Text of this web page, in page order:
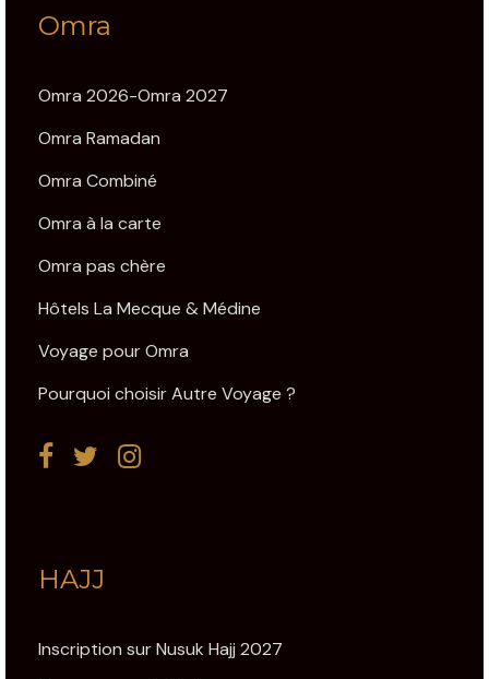
Omra
Omra 2026-Omra 2027
Omra Ramadan
Omra Combiné
Omra à la carte
Omra pas chère
Hôtels La Mecque & Médine
Voyage pour Omra
Pourquoi choisir Autre Voyage ?
HAJJ
Inscription sur Nusuk Hajj 2027